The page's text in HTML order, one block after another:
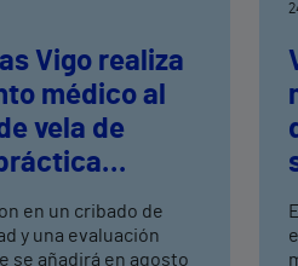
Vigo realiza
médico al
vela de
rendimiento
en un cribado de
y una evaluación
se añadirá en agosto